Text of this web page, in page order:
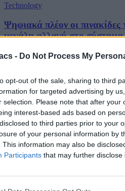
- Do Not Process My
opt-out of the sale, sharing to third
for targeted advertising by
selection. Please note that after
interest-based ads based on
to third parties prior to your
of your personal information by
This information may also be
Participants that may further disclose
Technology
Ψηφιακά πλέον οι
μεγάλη αλλαγή στο σύστημα
09/08/2026